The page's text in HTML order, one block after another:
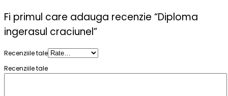
Fi primul care adauga recenzie “Diploma
ingerasul craciunel”
Recenziile tale
Recenziile tale